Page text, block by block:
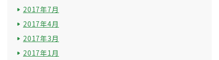
2017年7月
2017年4月
2017年3月
2017年1月